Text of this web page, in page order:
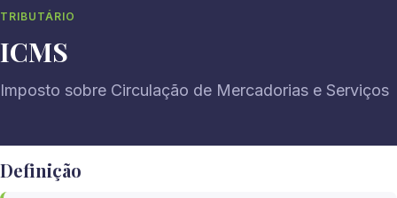
TRIBUTÁRIO
ICMS
Imposto sobre Circulação de Mercadorias e Serviços
Definição